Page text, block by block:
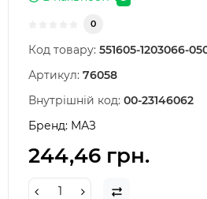
0
Код товару: 551605-1203066-
Артикул: 76058
Внутрішній код: 00-23146062
Бренд: МАЗ
244,46 грн.